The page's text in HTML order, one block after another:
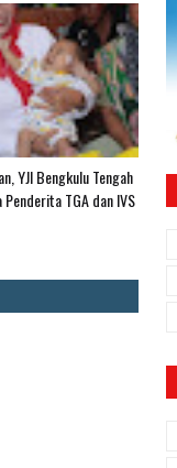
YJI Bengkulu Tengah
TGA dan IVS